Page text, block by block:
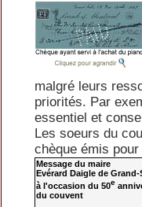
malgré leurs
priorités. Par
essentiel et
Les soeurs du
chèque émis
Message du maire
Evérard Daigle de Grand-
à l'occasion du 50e
du couvent